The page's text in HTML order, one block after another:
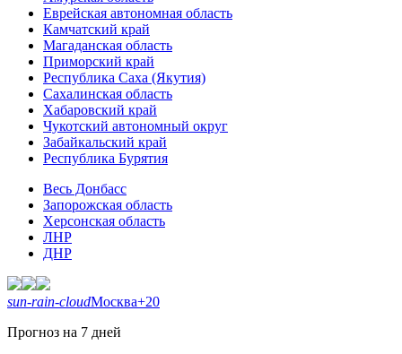
Еврейская автономная область
Камчатский край
Магаданская область
Приморский край
Республика Саха (Якутия)
Сахалинская область
Хабаровский край
Чукотский автономный округ
Забайкальский край
Республика Бурятия
Весь Донбасс
Запорожская область
Херсонская область
ЛНР
ДНР
sun-rain-cloudМосква+20
Прогноз на 7 дней